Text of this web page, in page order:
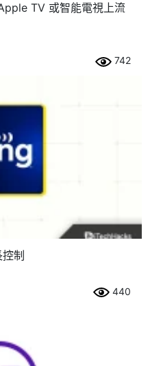
TV 或智能電視上流
742
制
440